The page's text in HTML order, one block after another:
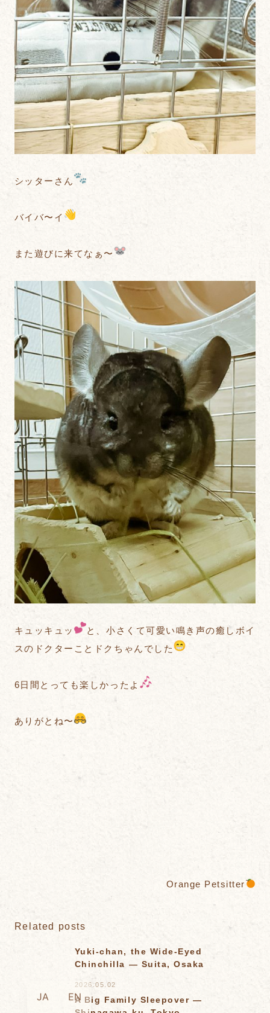
シッターさん
バイバ〜イ
また遊びに来てなぁ〜
キュッキュッ
と、小さくて可愛い鳴き声の癒しボイ
スのドクターことドクちゃんでした
6日間とっても楽しかったよ
ありがとね〜
Orange Petsitter
Related posts
Yuki-chan, the Wide-Eyed
Chinchilla — Suita, Osaka
2026.05.02
A Big Family Sleepover —
JA EN